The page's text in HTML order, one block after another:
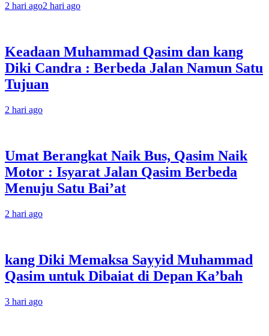
2 hari ago2 hari ago
Keadaan Muhammad Qasim dan kang
Diki Candra : Berbeda Jalan Namun Satu
Tujuan
2 hari ago
Umat Berangkat Naik Bus, Qasim Naik
Motor : Isyarat Jalan Qasim Berbeda
Menuju Satu Bai’at
2 hari ago
kang Diki Memaksa Sayyid Muhammad
Qasim untuk Dibaiat di Depan Ka’bah
3 hari ago